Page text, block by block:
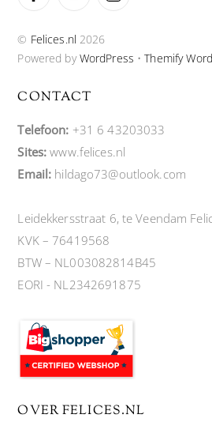
© Felices.nl 2026
Powered byWordPress •Themify
CONTACT
Telefoon: +31 6 43203033
Sites: www.felices.nl
Email: hildago73@outlook.com
Leidekkersstraat 6, te Veendam
KVK – 76419568
BTW – NL003082814B45
EORI - NL2342691875
OVER FELICES.NL